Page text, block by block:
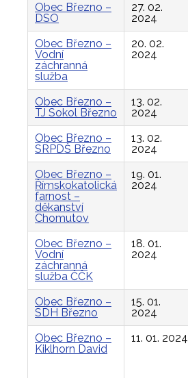
Obec Březno –
DSO
27. 02.
2024
Obec Březno –
Vodní
záchranná
služba
20. 02.
2024
Obec Březno –
TJ Sokol Březno
13. 02.
2024
Obec Březno –
SRPDŠ Březno
13. 02.
2024
Obec Březno –
Římskokatolická
farnost –
děkanství
Chomutov
19. 01.
2024
Obec Březno –
Vodní
záchranná
služba ČČK
18. 01.
2024
Obec Březno –
SDH Březno
15. 01.
2024
Obec Březno –
Kiklhorn David
11. 01. 2024